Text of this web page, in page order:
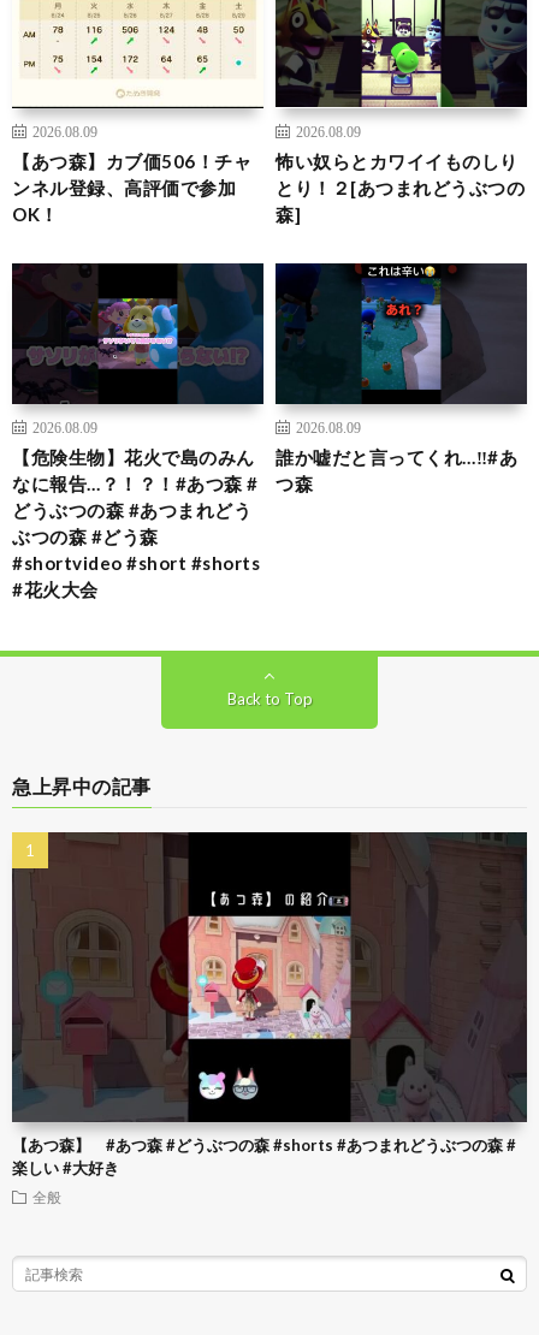
2026.08.09
【あつ森】カブ価506！チャ
ンネル登録、高評価で参加
OK！
2026.08.09
怖い奴らとカワイイものしり
とり！２[あつまれどうぶつの
森]
2026.08.09
【危険生物】花火で島のみん
なに報告…？！？！#あつ森 #
どうぶつの森 #あつまれどう
ぶつの森 #どう森
#shortvideo #short #shorts
#花火大会
2026.08.09
誰か嘘だと言ってくれ…‼️#あ
つ森
Back to Top
急上昇中の記事
【あつ森】 #あつ森 #どうぶつの森 #shorts #あつまれどうぶつの森 #
楽しい #大好き
全般